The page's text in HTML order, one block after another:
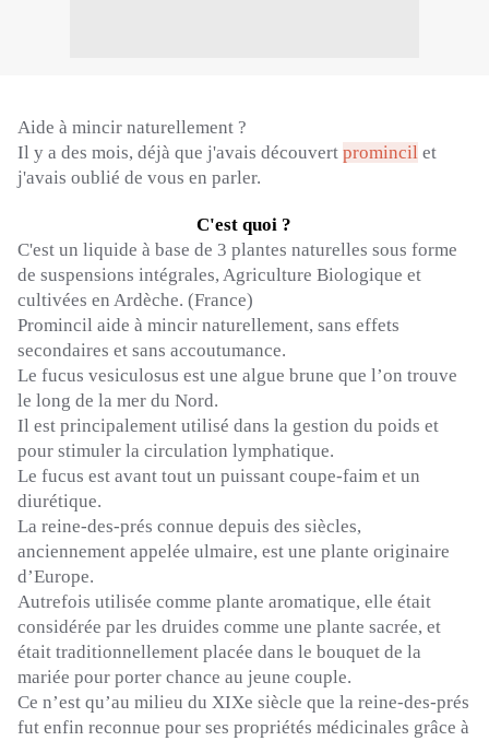
Aide à mincir naturellement ?
Il y a des mois, déjà que j'avais découvert promincil et
j'avais oublié de vous en parler.
C'est quoi ?
C'est un liquide à base de 3 plantes naturelles sous forme
de suspensions intégrales, Agriculture Biologique et
cultivées en Ardèche. (France)
Promincil aide à mincir naturellement, sans effets
secondaires et sans accoutumance.
Le fucus vesiculosus est une algue brune que l’on trouve
le long de la mer du Nord.
Il est principalement utilisé dans la gestion du poids et
pour stimuler la circulation lymphatique.
Le fucus est avant tout un puissant coupe-faim et un
diurétique.
La reine-des-prés connue depuis des siècles,
anciennement appelée ulmaire, est une plante originaire
d’Europe.
Autrefois utilisée comme plante aromatique, elle était
considérée par les druides comme une plante sacrée, et
était traditionnellement placée dans le bouquet de la
mariée pour porter chance au jeune couple.
Ce n’est qu’au milieu du XIXe siècle que la reine-des-prés
fut enfin reconnue pour ses propriétés médicinales grâce à